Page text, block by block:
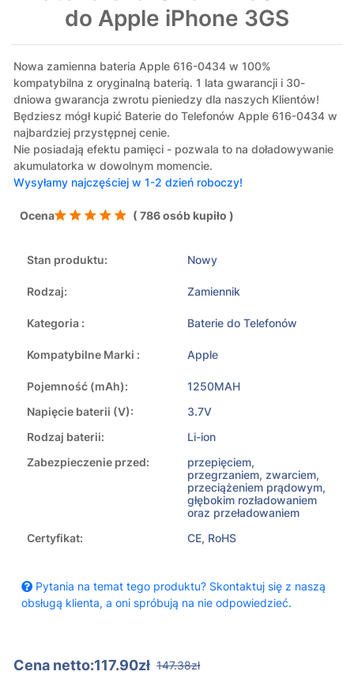
do Apple iPhone 3GS
Nowa zamienna bateria Apple 616-0434 w 100%
kompatybilna z oryginalną baterią. 1 lata gwarancji i 30-
dniowa gwarancja zwrotu pieniedzy dla naszych Klientów!
Będziesz mógł kupić Baterie do Telefonów Apple 616-0434 w
najbardziej przystępnej cenie.
Nie posiadają efektu pamięci - pozwala to na doładowywanie
akumulatorka w dowolnym momencie.
Wysyłamy najczęściej w 1-2 dzień roboczy!
Ocena ( 786 osób kupiło )
Stan produktu: Nowy
Rodzaj: Zamiennik
Kategoria : Baterie do Telefonów
Kompatybilne Marki : Apple
Pojemność (mAh):
1250MAH
Napięcie baterii (V):
3.7V
Rodzaj baterii:
Li-ion
Zabezpieczenie przed:
przepięciem,
przegrzaniem, zwarciem,
przeciążeniem prądowym,
głębokim rozładowaniem
oraz przeładowaniem
Certyfikat:
CE, RoHS
Pytania na temat tego produktu? Skontaktuj się z naszą
obsługą klienta, a oni spróbują na nie odpowiedzieć.
Cena netto:117.90zł 147.38zł